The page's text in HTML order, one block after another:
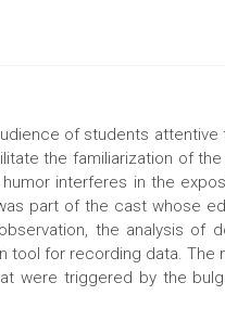
of students
the familiarization of the
interferes in the
part of the cast whose
the analysis of
for recording data. The
were triggered by the